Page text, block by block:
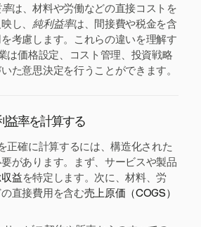
は、材料や労働などの直接コストを
し、純利益率は、間接費や税金を含
考慮します。これらの違いを理解す
は価格設定、コスト管理、投資戦略
た意思決定を行うことができます。
益率を計算する
正確に計算するには、構造化された
があります。まず、サービスや製品
益を特定します。次に、材料、労
直接費用を含む売上原価（COGS）